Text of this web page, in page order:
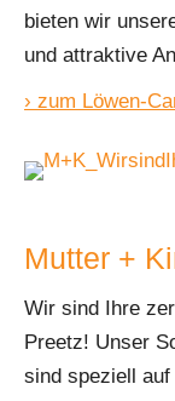
bieten wir
und attraktive
› zum Löwen-
Mutter +
Wir sind Ihre
Preetz! Unser
sind speziell